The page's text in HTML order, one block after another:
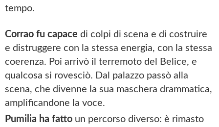
tempo.
Corrao fu capace di colpi di scena e di costruire
e distruggere con la stessa energia, con la stessa
coerenza. Poi arrivò il terremoto del Belice, e
qualcosa si rovesciò. Dal palazzo passò alla
scena, che divenne la sua maschera drammatica,
amplificandone la voce.
Pumilia ha fatto un percorso diverso: è rimasto